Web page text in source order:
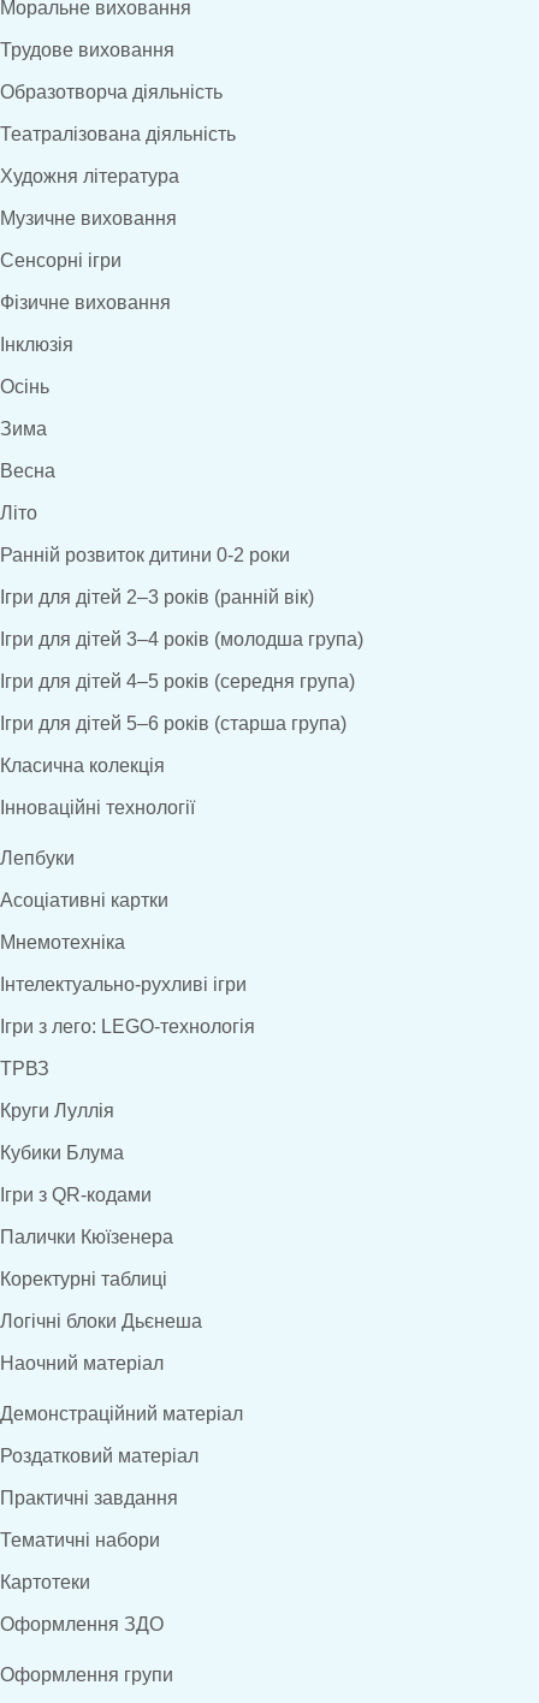
Моральне виховання
Трудове виховання
Образотворча діяльність
Театралізована діяльність
Художня література
Музичне виховання
Сенсорні ігри
Фізичне виховання
Інклюзія
Осінь
Зима
Весна
Літо
Ранній розвиток дитини 0-2 роки
Ігри для дітей 2–3 років (ранній вік)
Ігри для дітей 3–4 років (молодша група)
Ігри для дітей 4–5 років (середня група)
Ігри для дітей 5–6 років (старша група)
Класична колекція
Інноваційні технології
Лепбуки
Асоціативні картки
Мнемотехніка
Інтелектуально-рухливі ігри
Ігри з лего: LEGO-технологія
ТРВЗ
Круги Луллія
Кубики Блума
Ігри з QR-кодами
Палички Кюїзенера
Коректурні таблиці
Логічні блоки Дьєнеша
Наочний матеріал
Демонстраційний матеріал
Роздатковий матеріал
Практичні завдання
Тематичні набори
Картотеки
Оформлення ЗДО
Оформлення групи